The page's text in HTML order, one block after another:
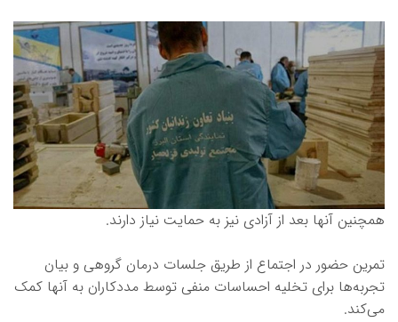
همچنین آنها بعد از آزادی نیز به حمایت نیاز دارند.
تمرین حضور در اجتماع از طریق جلسات درمان گروهی و بیان
تجربه‌ها برای تخلیه احساسات منفی توسط مددکاران به آنها کمک
می‌کند.